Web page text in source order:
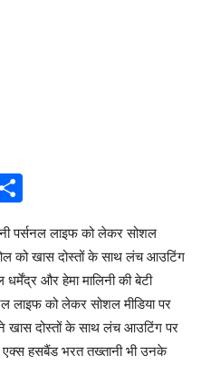
पर्सनल लाइफ को लेकर सोशल
को खास दोस्तों के साथ लंच आउटिंग
और हेमा मालिनी की बेटी
लाइफ को लेकर सोशल मीडिया पर
खास दोस्तों के साथ लंच आउटिंग पर
हसबैंड भरत तख्तानी भी उनके